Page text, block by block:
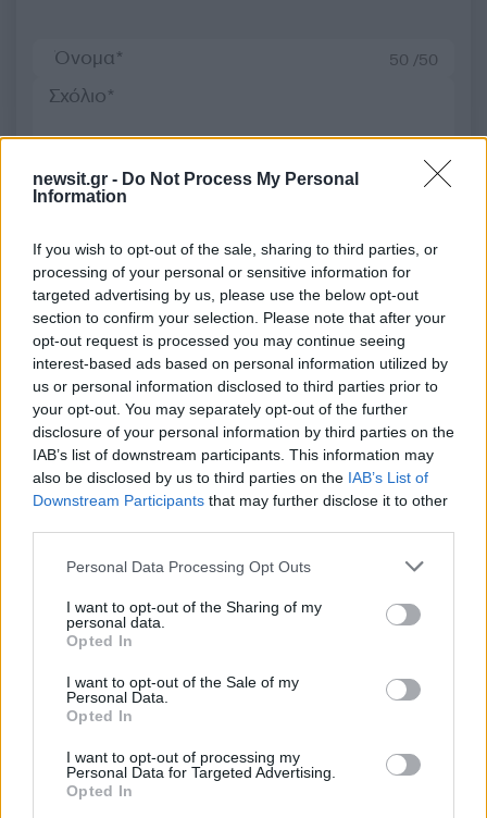
newsit.gr - Do Not Process My Personal
Information
If you wish to opt-out of the sale, sharing to third parties, or
processing of your personal or sensitive information for
targeted advertising by us, please use the below opt-out
section to confirm your selection. Please note that after your
opt-out request is processed you may continue seeing
interest-based ads based on personal information utilized by
us or personal information disclosed to third parties prior to
your opt-out. You may separately opt-out of the further
disclosure of your personal information by third parties on the
IAB’s list of downstream participants. This information may
also be disclosed by us to third parties on the IAB’s List of
Downstream Participants that may further disclose it to other
Please note that this website/app uses one or more Google
not limited to your visit or usage behaviour. You may click to
grant or deny consent to Google and its third-party tags to
use your data for below specified purposes in below Google
consent section.
Personal Data Processing Opt Outs
I want to opt-out of the Sharing of my
personal data.
Opted In
I want to opt-out of the Sale of my
Personal Data.
Opted In
I want to opt-out of processing my
Personal Data for Targeted Advertising.
Opted In
50 /50
2000 /2000
Όροι Χρήσης. Το site προστατεύεται από reCAPTCHA, ισχύουν
Πολιτική Απορρήτου&Όροι Χρήσηςτης Google.
Lifestyle
ΧΑΡΗΣ ΣΩΖΟΣ
Share:
Ακολουθήστε το Νewsit.gr στοGoogle Newsκαι
ενημερωθείτε πρώτοι για όλη την ειδησεογραφία και τα
τελευταία νέατης ημέρας
Πιο δημοφιλή
Κωνσταντίνος Αργυρός και Αλεξάνδρα
Νίκα κάνουν διακοπές με πολυτελές γιοτ
με τα δύο παιδιά τους
Η Άννα Βίσση ξετρελάθηκε με μπάντα που
έπαιζε Τσιτσάνη στο Φισκάρδο και τους
πρότεινε συνεργασία